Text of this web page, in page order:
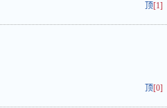
顶[1]
顶[0]